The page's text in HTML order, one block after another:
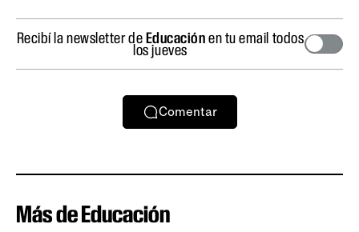
Recibí la newsletter deEducaciónen tu email todos
los jueves
Comentar
Más de Educación